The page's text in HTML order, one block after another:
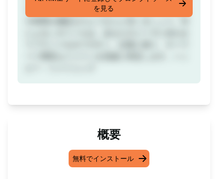
キーワードのユニークなドメイン名です。迷い
を見る
概要
無料でインストール